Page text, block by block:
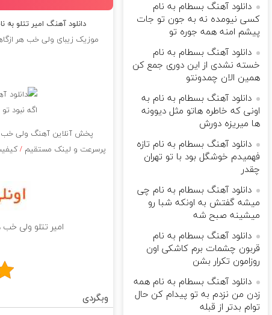
دانلود آهنگ امیر تتلو
موزیک زیبای ولی خب هر
پخش آنلاین آهنگ ولی خب
پرسرعت و لینک مستقیم/
امیر تتلو ولی
وبگردی
دانلود آهنگ بسطام به نام
کسی نیومده نه به جون تو جات
پیشم امنه همه جوره تو
دانلود آهنگ بسطام به نام
خسته نشدی از این دوری جمع کن
همین الان چمدونتو
دانلود آهنگ بسطام به نام به
اونی که خاطره هاتو مثل دیوونه
ها میریزه دورش
دانلود آهنگ بسطام به نام تازه
فهمیدم خوشگل بود با تو تهران
چقدر
دانلود آهنگ بسطام به نام چی
میشه گفتش به اونکه شبا رو
میشینه صبح شه
دانلود آهنگ بسطام به نام
قربون چشمات برم کاشکی اون
روزامون تکرار بشن
دانلود آهنگ بسطام به نام همه
زدن من نزدم به تو پیدام کن حال
توام بدتر از قبله